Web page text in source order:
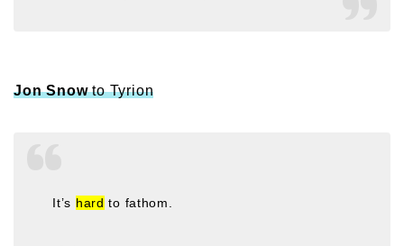
Jon Snowto Tyrion
It’s hard to fathom.